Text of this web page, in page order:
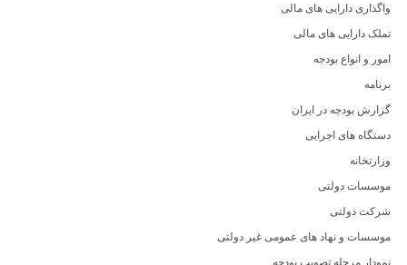
واگذاری دارایی های مالی
تملک دارایی های مالی
امور و انواع بودجه
برنامه
گزارش بودجه در ایران
دستگاه های اجرایی
وزارتخانه
موسسات دولتی
شرکت دولتی
موسسات و نهاد های عمومی غیر دولتی
نمودار مرحله تصویب بودجه